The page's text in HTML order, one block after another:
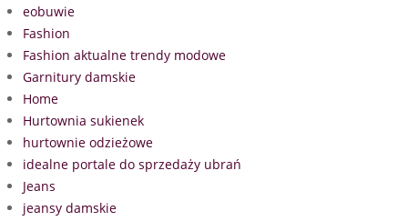
eobuwie
Fashion
Fashion aktualne trendy modowe
Garnitury damskie
Home
Hurtownia sukienek
hurtownie odzieżowe
idealne portale do sprzedaży ubrań
Jeans
jeansy damskie